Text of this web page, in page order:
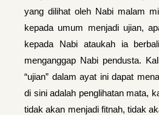
yang dilihat oleh Nabi malam
kepada umum menjadi ujian,
kepada Nabi ataukah ia
menganggap Nabi pendusta.
“ujian” dalam ayat ini dapat
di sini adalah penglihatan mata,
tidak akan men­jadi fitnah, tidak